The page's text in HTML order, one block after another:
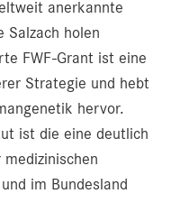
anerkannte
Salzach holen
FWF-Grant ist eine
Strategie und hebt
hervor.
ist die eine deutlich
im Bundesland